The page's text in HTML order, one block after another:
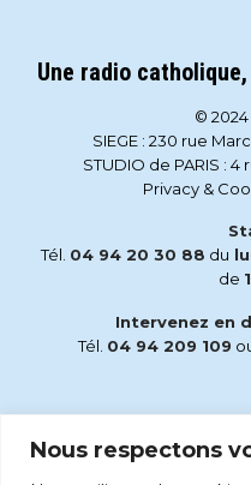
Nous respectons
Une radio
©
SIEGE : 230 rue
STUDIO de PARIS :
Privacy &
Tél. 04 94 20 30 88 du
de
Intervenez en
Tél. 04 94 209 109